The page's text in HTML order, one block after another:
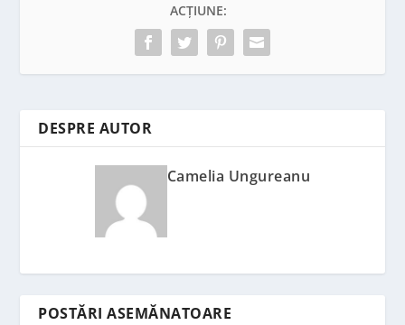
ACȚIUNE:
DESPRE AUTOR
Camelia Ungureanu
POSTĂRI ASEMĂNATOARE